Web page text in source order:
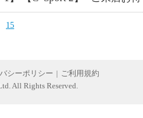
15
シーポリシー | ご利用規約
All Rights Reserved.